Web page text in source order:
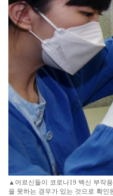
▲어르신들이 코로나19 백신 부작
을 못하는 경우가 있는 것으로 확